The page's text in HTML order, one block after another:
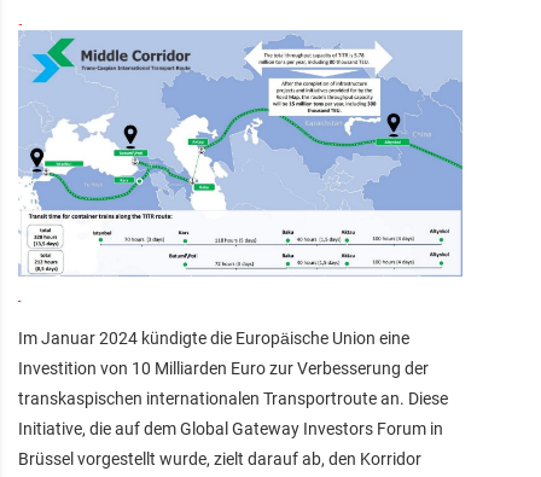
Im Januar 2024 kündigte die Europäische Union eine
Investition von 10 Milliarden Euro zur Verbesserung der
transkaspischen internationalen Transportroute an. Diese
Initiative, die auf dem Global Gateway Investors Forum in
Brüssel vorgestellt wurde, zielt darauf ab, den Korridor